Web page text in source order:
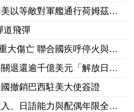
傳與阿曼達成協議 禁美以等敵對軍艦通行荷姆茲海峽
道飛彈
俄烏長程空襲遽增釀重大傷亡 聯合國疾呼停火與國際急馳援
美國政府赤字擴大 海關退還逾千億美元「解放日」關稅
撤銷巴西駐美大使簽證
日本提高永住門檻 收入、日語能力與配偶年限全面收緊